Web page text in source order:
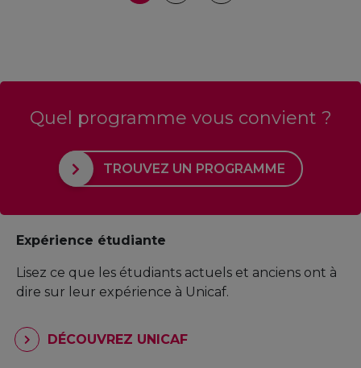
Quel programme vous convient ?
TROUVEZ UN PROGRAMME
Expérience étudiante
Lisez ce que les étudiants actuels et anciens ont à
dire sur leur expérience à Unicaf.
DÉCOUVREZ UNICAF